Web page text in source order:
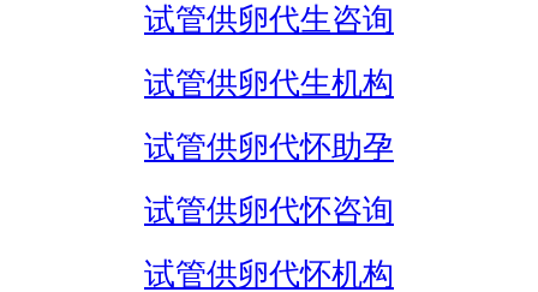
试管供卵代生咨询
试管供卵代生机构
试管供卵代怀助孕
试管供卵代怀咨询
试管供卵代怀机构